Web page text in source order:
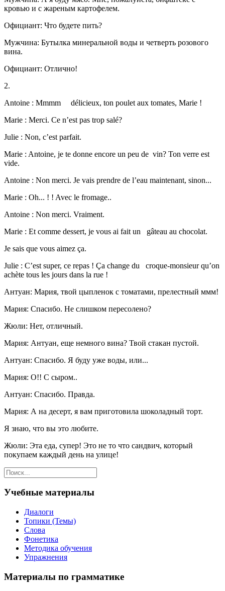
кровью и с жареным картофелем.
Официант: Что будете пить?
Мужчина: Бутылка минеральной воды и четверть розового
вина.
Официант: Отлично!
2.
Antoine : Mmmm délicieux, ton poulet aux tomates, Marie !
Marie : Merci. Ce n’est pas trop salé?
Julie : Non, c’est parfait.
Marie : Antoine, je te donne encore un peu de vin? Ton verre est
vide.
Antoine : Non merci. Je vais prendre de l’eau maintenant, sinon...
Marie : Oh... ! ! Avec le fromage..
Antoine : Non merci. Vraiment.
Marie : Et comme dessert, je vous ai fait un gâteau au chocolat.
Je sais que vous aimez ça.
Julie : C’est super, ce repas ! Ça change du croque-monsieur qu’on
achète tous les jours dans la rue !
Антуан: Мария, твой цыпленок с томатами, прелестный ммм!
Мария: Спасибо. Не слишком пересолено?
Жюли: Нет, отличный.
Мария: Антуан, еще немного вина? Твой стакан пустой.
Антуан: Спасибо. Я буду уже воды, или...
Мария: О!! С сыром..
Антуан: Спасибо. Правда.
Мария: А на десерт, я вам приготовила шоколадный торт.
Я знаю, что вы это любите.
Жюли: Эта еда, супер! Это не то что сандвич, который
покупаем каждый день на улице!
Учебные материалы
Диалоги
Топики (Темы)
Слова
Фонетика
Методика обучения
Упражнения
Материалы по грамматике